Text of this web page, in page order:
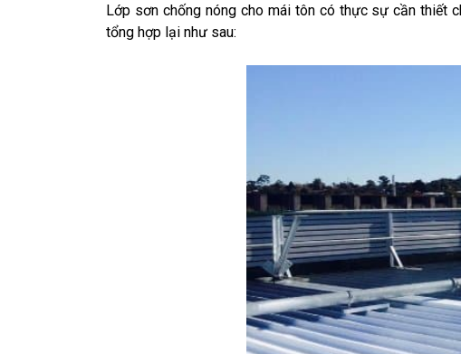
Lớp sơn chống nóng cho mái tôn có thực sự cần thiết
tổng hợp lại như sau: